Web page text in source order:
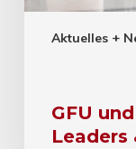
Aktuelles +
GFU
Leaders